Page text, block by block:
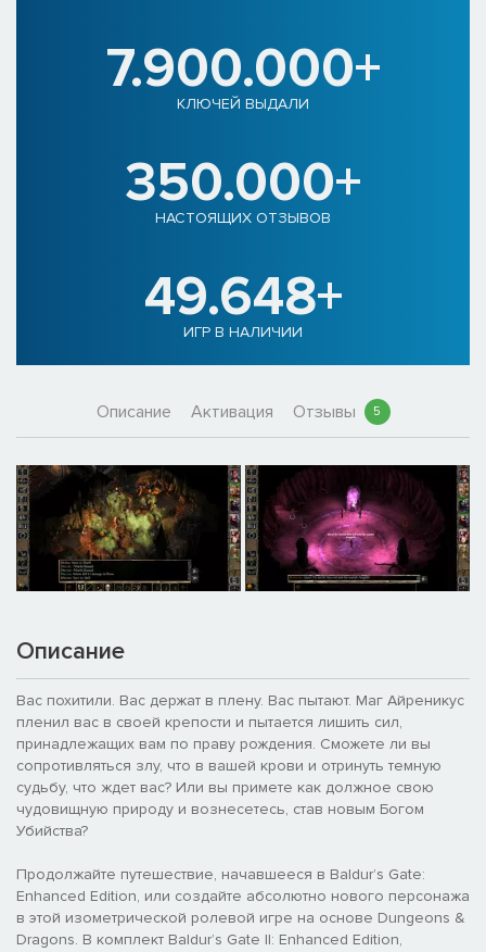
7.900.000+
КЛЮЧЕЙ ВЫДАЛИ
350.000+
НАСТОЯЩИХ ОТЗЫВОВ
49.648+
ИГР В НАЛИЧИИ
Описание Активация Отзывы 5
Описание
Вас похитили. Вас держат в плену. Вас пытают. Маг Айреникус
пленил вас в своей крепости и пытается лишить сил,
принадлежащих вам по праву рождения. Сможете ли вы
сопротивляться злу, что в вашей крови и отринуть темную
судьбу, что ждет вас? Или вы примете как должное свою
чудовищную природу и вознесетесь, став новым Богом
Убийства?
Продолжайте путешествие, начавшееся в Baldur’s Gate:
Enhanced Edition, или создайте абсолютно нового персонажа
в этой изометрической ролевой игре на основе Dungeons &
Dragons. В комплект Baldur’s Gate II: Enhanced Edition,